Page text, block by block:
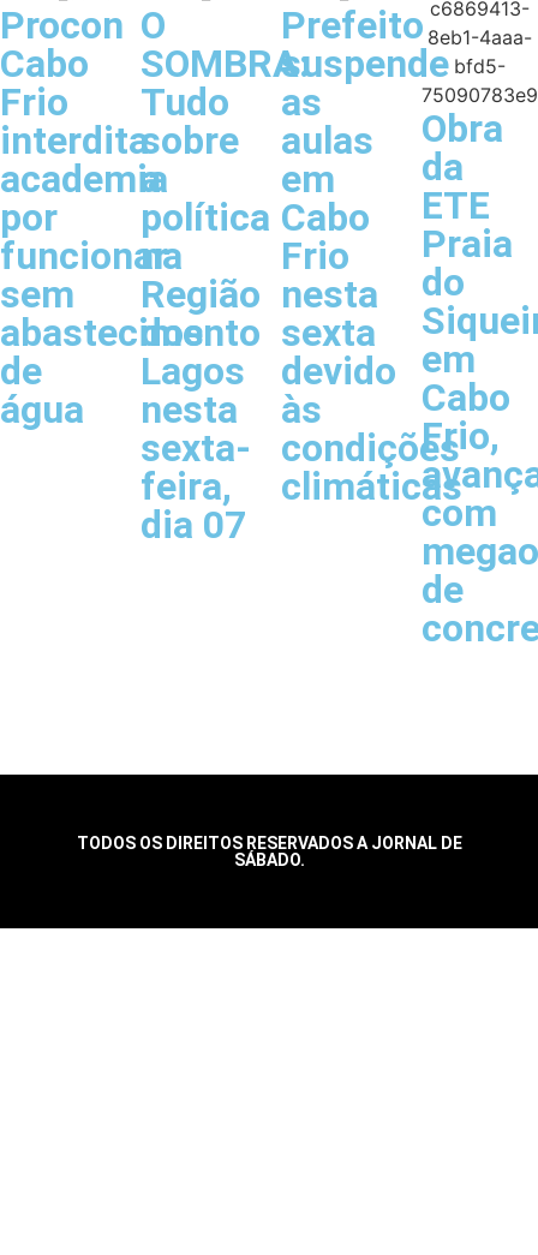
Procon
Cabo
Frio
interdita
academia
por
funcionar
sem
abastecimento
de
água
O
SOMBRA:
Tudo
sobre
a
política
na
Região
dos
Lagos
nesta
sexta-
feira,
dia 07
Prefeito
suspende
as
aulas
em
Cabo
Frio
nesta
sexta
devido
às
condições
climáticas
Obra
da
ETE
Praia
do
em
Cabo
Frio,
com
de
TODOS OS DIREITOS RESERVADOS A JORNAL DE
SÁBADO.